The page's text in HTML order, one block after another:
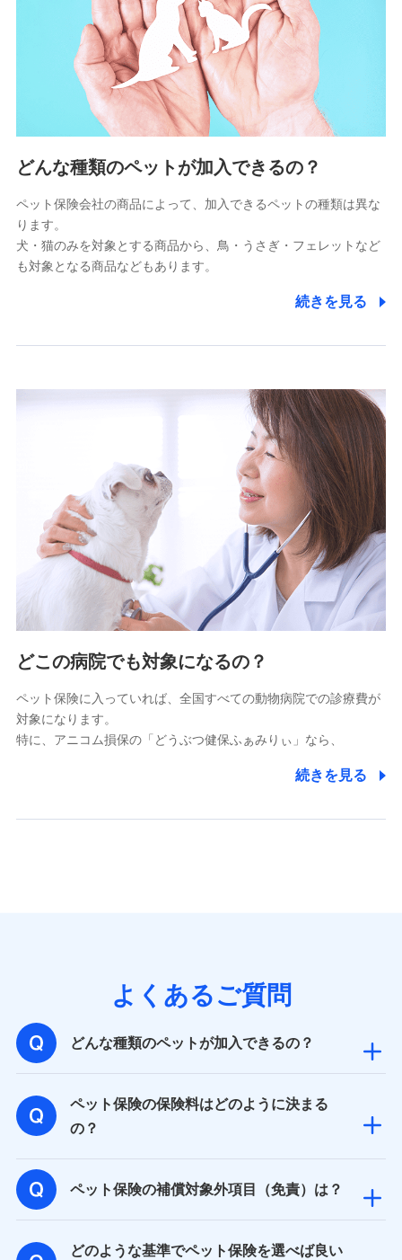
供し、金融商品等の契約を勧奨するため
アンケートやキャンペーン等の実施のため
上記に係る連絡・手続き・管理等付帯業務を行うため
5.通話録音にて取得する情報
電話対応の品質向上およびお問合せ内容の正確な把握のため
6.採用応募者の個人情報
7.社員（従業者）の個人情報
人事･勤怠･健康・労務等の管理、給与支給、福利厚生・採用
退職関連処理等の各種手続きのため、当社と従業員または従
のため
各種お問い合わせに対応するため
10.受託業務の 個人情報
受託業務の遂行およびこれらに準ずる業務の遂行のため
11.マイカー通勤管理クラウド並びに法人向けASPサー
ビスに関してのお問い合わせ情報
各種お問い合わせに対応するため
をお送りするため
アンケートの送付のため
分析するため
当社の対応品質向上やお問い合わせ内容の正確な把握のため
個人情報保護管理者の職名、連絡先
株式会社ドコモ・インシュアランス 営業部長
当社は利用目的の達成に必要な範囲内において個人情報
の取り扱いの全部または一部を委託する場合がありま
す。
当社は株式会社NTTドコモとの間で、以下のとおり個
人データを共同利用します。
【共同して利用される利用データの項目】
当社又は株式会社NTTドコモがサービス提供等を通じて
基本情報
どんな種類のペットが加入できるの？
ペット保険会社の商品によって、加入できるペットの種類は異な
ります。
犬・猫のみを対象とする商品から、鳥・うさぎ・フェレットなど
も対象となる商品などもあります。
続きを見る
どこの病院でも対象になるの？
ペット保険に入っていれば、全国すべての動物病院での診療費が
対象になります。
特に、アニコム損保の「どうぶつ健保ふぁみりぃ」なら、
続きを見る
よくあるご質問
どんな種類のペットが加入できるの？
ペット保険の保険料はどのように決まる
の？
ペット保険の補償対象外項目（免責）は？
どのような基準でペット保険を選べば良い